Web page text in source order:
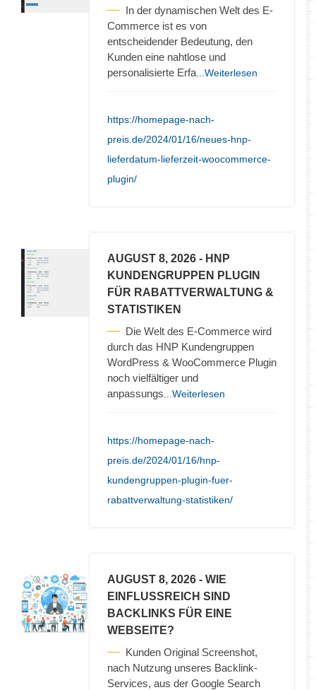
In der dynamischen Welt des E-
Commerce ist es von
entscheidender Bedeutung, den
Kunden eine nahtlose und
personalisierte Erfa ...Weiterlesen
https://homepage-nach-
preis.de/2024/01/16/neues-hnp-
lieferdatum-lieferzeit-woocommerce-
plugin/
AUGUST 8, 2026 - HNP
KUNDENGRUPPEN PLUGIN
FÜR RABATTVERWALTUNG &
STATISTIKEN
Die Welt des E-Commerce wird
durch das HNP Kundengruppen
WordPress & WooCommerce Plugin
noch vielfältiger und
anpassungs ...Weiterlesen
https://homepage-nach-
preis.de/2024/01/16/hnp-
kundengruppen-plugin-fuer-
rabattverwaltung-statistiken/
AUGUST 8, 2026 - WIE
EINFLUSSREICH SIND
BACKLINKS FÜR EINE
WEBSEITE?
Kunden Original Screenshot,
nach Nutzung unseres Backlink-
Services, aus der Google Search